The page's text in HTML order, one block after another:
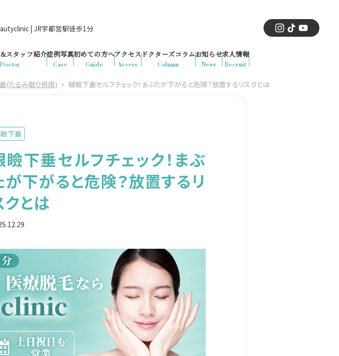
| JR宇都宮駅徒歩1分
Doctor
スタッフ紹介
Case
症例写真
Guide
初めての方へ
Access
アクセス
Column
ドクターズコラム
News
お知らせ
Recruit
求人情報
(たるみ取り併用) ・ 眼瞼下垂セルフチェック！まぶたが下がると危険？放置するリスクとは
下垂
瞼下垂セルフチェック！まぶ
が下がると危険？放置するリ
クとは